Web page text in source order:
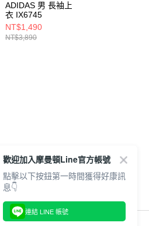
ADIDAS 男 長袖上
衣 IX6745
NT$1,490
NT$3,890
歡迎加入摩曼頓Line官方帳號
點擊以下按鈕第一時間獲得好康訊
息👇
連結 LINE 帳號